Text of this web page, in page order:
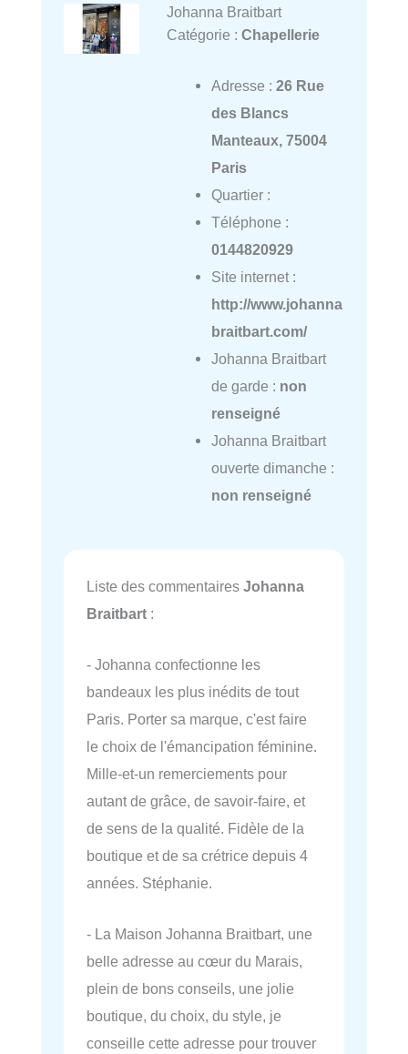
Johanna Braitbart
Catégorie : Chapellerie
Adresse : 26 Rue
des Blancs
Manteaux, 75004
Paris
Quartier :
Téléphone :
0144820929
Site internet :
http://www.johanna
braitbart.com/
Johanna Braitbart
de garde : non
renseigné
Johanna Braitbart
ouverte dimanche :
non renseigné
Liste des commentaires Johanna
Braitbart :
- Johanna confectionne les
bandeaux les plus inédits de tout
Paris. Porter sa marque, c'est faire
le choix de l'émancipation féminine.
Mille-et-un remerciements pour
autant de grâce, de savoir-faire, et
de sens de la qualité. Fidèle de la
boutique et de sa crétrice depuis 4
années. Stéphanie.
- La Maison Johanna Braitbart, une
belle adresse au cœur du Marais,
plein de bons conseils, une jolie
boutique, du choix, du style, je
conseille cette adresse pour trouver